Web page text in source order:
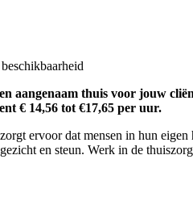
aangenaam thuis voor jouw
€ 14,56 tot €17,65 per uur.
ervoor dat mensen in hun
en steun. Werk in de